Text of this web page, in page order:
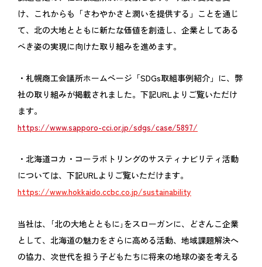
け、これからも「さわやかさと潤いを提供する」ことを通じ
て、北の大地とともに新たな価値を創造し、企業としてある
べき姿の実現に向けた取り組みを進めます。
・札幌商工会議所ホームページ「SDGs取組事例紹介」に、弊
社の取り組みが掲載されました。下記URLよりご覧いただけ
ます。
https://www.sapporo-cci.or.jp/sdgs/case/5897/
・北海道コカ・コーラボトリングのサスティナビリティ活動
については、下記URLよりご覧いただけます。
https://www.hokkaido.ccbc.co.jp/sustainability
当社は、｢北の大地とともに｣をスローガンに、どさんこ企業
として、北海道の魅力をさらに高める活動、地域課題解決へ
の協力、次世代を担う子どもたちに将来の地球の姿を考える